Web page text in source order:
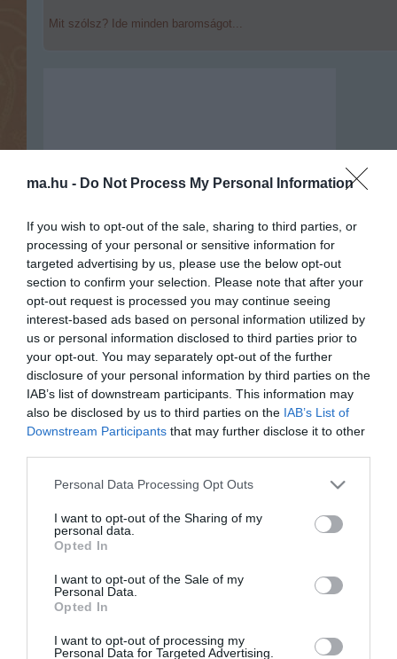
ma.hu - Do Not Process My Personal Information
If you wish to opt-out of the sale, sharing to third parties, or
processing of your personal or sensitive information for
targeted advertising by us, please use the below opt-out
section to confirm your selection. Please note that after your
opt-out request is processed you may continue seeing
interest-based ads based on personal information utilized by
us or personal information disclosed to third parties prior to
your opt-out. You may separately opt-out of the further
disclosure of your personal information by third parties on the
IAB’s list of downstream participants. This information may
also be disclosed by us to third parties on the IAB’s List of
Downstream Participants that may further disclose it to other
Please note that this website/app uses one or more Google
not limited to your visit or usage behaviour. You may click to
grant or deny consent to Google and its third-party tags to
use your data for below specified purposes in below Google
consent section.
Personal Data Processing Opt Outs
I want to opt-out of the Sharing of my
personal data.
Opted In
I want to opt-out of the Sale of my
Personal Data.
Opted In
I want to opt-out of processing my
Personal Data for Targeted Advertising.
Mit szólsz? Ide minden baromságot...
Portál szoftver és szerkesztőségi
•Médiaajánlat és hirdetési akciók•Impresszum• Adatvédelmi